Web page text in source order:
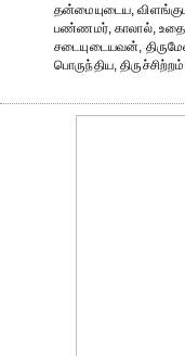
தன்மையுடைய,
பண்ணமர், காலால்,
சடையுடையவன்,
பொருந்திய,